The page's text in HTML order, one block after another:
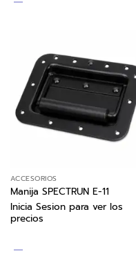
ACCESORIOS
Manija SPECTRUN E-11
Inicia Sesion para ver los
precios